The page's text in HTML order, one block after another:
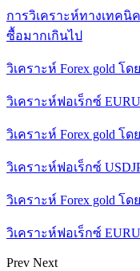
การวิเคราะห์ทางเทคนิ
ซื้อมากเกินไป
วิเคราะห์ Forex gold โด
วิเคราะห์ฟอเร็กซ์
วิเคราะห์ Forex gold โด
วิเคราะห์ฟอเร็กซ์
วิเคราะห์ Forex gold โด
วิเคราะห์ฟอเร็กซ์
Prev Next